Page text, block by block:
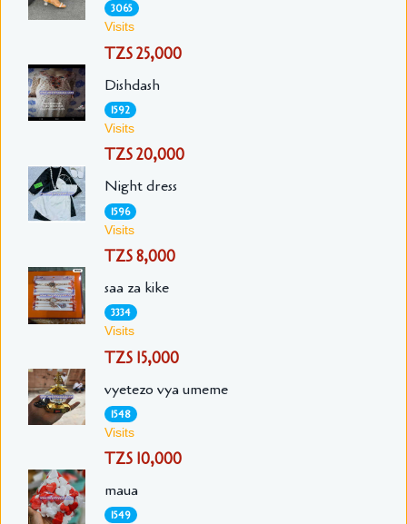
3065
Visits
TZS 25,000
Dishdash
1592
Visits
TZS 20,000
Night dress
1596
Visits
TZS 8,000
saa za kike
3334
Visits
TZS 15,000
vyetezo vya umeme
1548
Visits
TZS 10,000
maua
1549